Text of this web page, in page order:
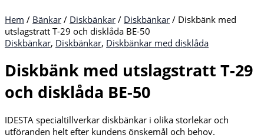
Hem / Bänkar / Diskbänkar / Diskbänkar / Diskbänk med
utslagstratt T-29 och disklåda BE-50
Diskbänkar, Diskbänkar, Diskbänkar med disklåda
Diskbänk med utslagstratt T-29
och disklåda BE-50
IDESTA specialtillverkar diskbänkar i olika storlekar och
utföranden helt efter kundens önskemål och behov.